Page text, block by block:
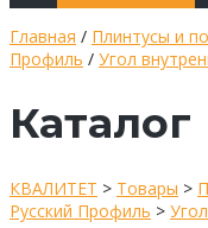
Главная / Плинтусы и
Профиль / Угол
Каталог
КВАЛИТЕТ > Товары >
Русский Профиль >